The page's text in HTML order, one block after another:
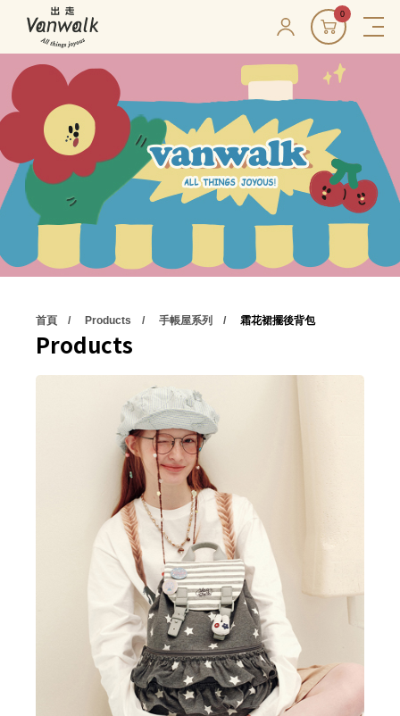
0
首頁 Products 手帳屋系列 霜花裙擺後背包
Products